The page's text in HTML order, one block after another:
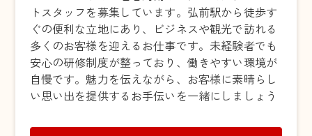
トスタッフを募集しています。弘前駅から徒歩す
ぐの便利な立地にあり、ビジネスや観光で訪れる
多くのお客様を迎えるお仕事です。未経験者でも
安心の研修制度が整っており、働きやすい環境が
自慢です。魅力を伝えながら、お客様に素晴らし
い思い出を提供するお手伝いを一緒にしましょう